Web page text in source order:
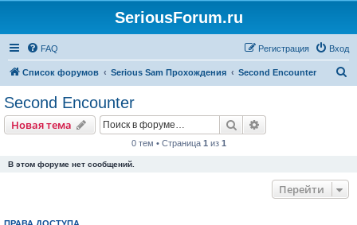
SeriousForum.ru
FAQ Вход
Регистрация
Список форумов Serious Sam Прохождения Second Encounter
Second Encounter
Новая тема Поиск
0 тем • Страница 1 из 1
В этом форуме нет сообщений.
Перейти